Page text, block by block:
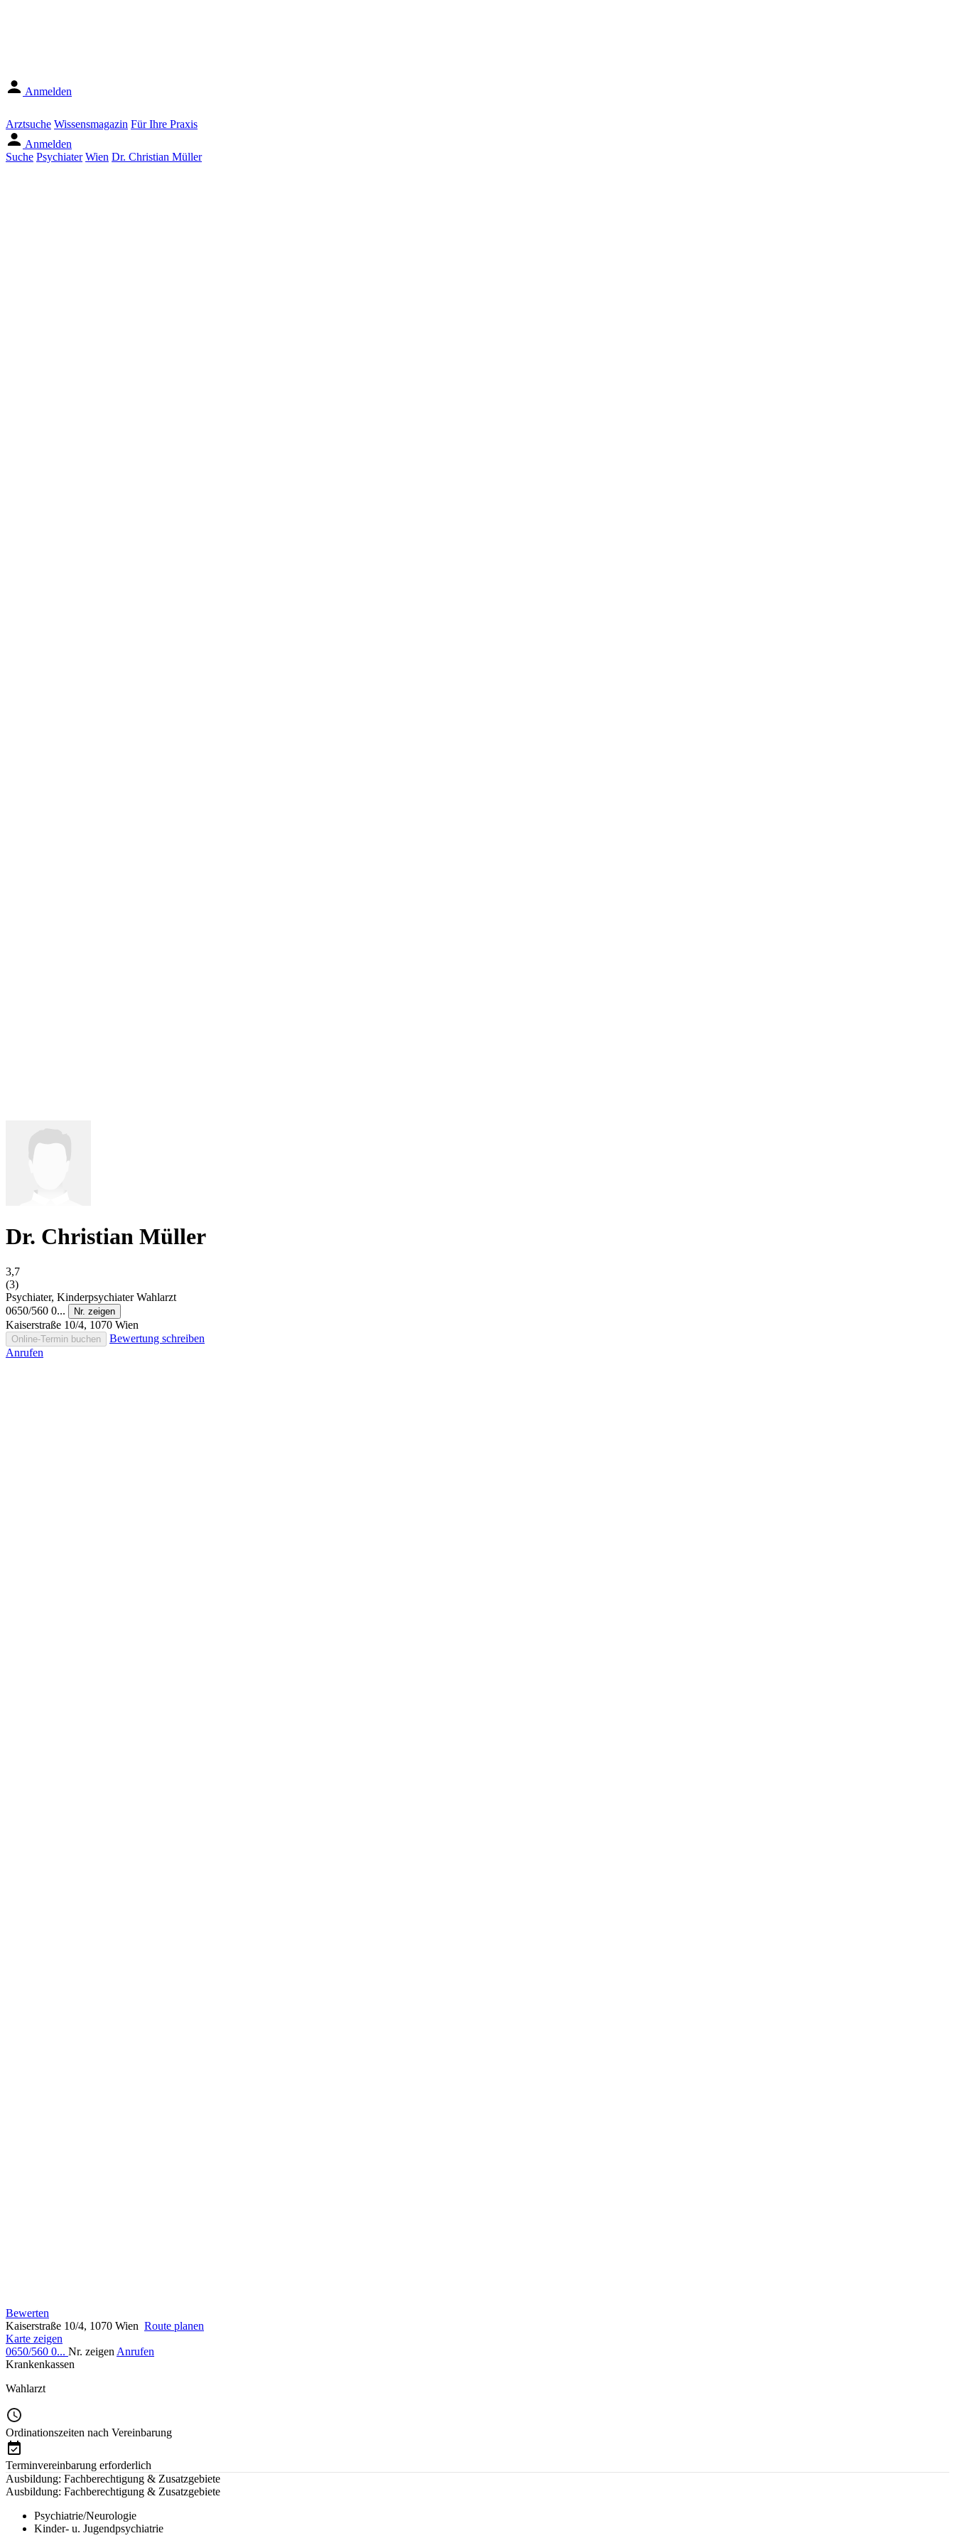
Anmelden
Arztsuche Wissensmagazin Für Ihre Praxis
Anmelden
Suche Psychiater Wien Dr. Christian Müller
Dr. Christian Müller
3,7
(3)
Psychiater, KinderpsychiaterWahlarzt
0650/560 0...
Nr. zeigen
Kaiserstraße 10/4, 1070 Wien
Online-Termin buchen
Bewertung schreiben
Anrufen
Bewerten
Kaiserstraße 10/4, 1070 Wien Route planen
Karte zeigen
0650/560 0... Nr. zeigen Anrufen
Krankenkassen
Wahlarzt
Ordinationszeiten nach Vereinbarung
Terminvereinbarung erforderlich
Ausbildung: Fachberechtigung & Zusatzgebiete
Ausbildung: Fachberechtigung & Zusatzgebiete
Psychiatrie/Neurologie
Kinder- u. Jugendpsychiatrie